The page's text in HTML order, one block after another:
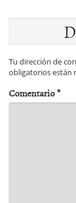
Tu dirección de
obligatorios están
Comentario*